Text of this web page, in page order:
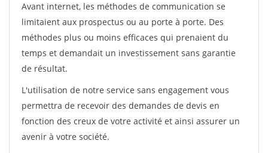
Avant internet, les méthodes de communication se
limitaient aux prospectus ou au porte à porte. Des
méthodes plus ou moins efficaces qui prenaient du
temps et demandait un investissement sans garantie
de résultat.
L'utilisation de notre service sans engagement vous
permettra de recevoir des demandes de devis en
fonction des creux de votre activité et ainsi assurer un
avenir à votre société.